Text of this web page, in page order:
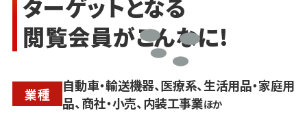
ターゲットとなる
閲覧会員がこんなに!
業種
自動車・輸送機器、医療系、生活用品・家庭用
品、商社・小売、内装工事業ほか